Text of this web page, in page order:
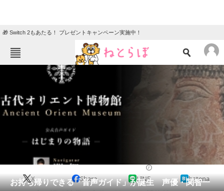
🎁 Switch 2もあたる！ プレゼントキャンペーン実施中！
ねとらぼメニュー
エンタメ クイズ
住まい
会員記事
お持ち帰りできる「音声ガイド」が誕生 声優・関智一
X Share LINE hatena